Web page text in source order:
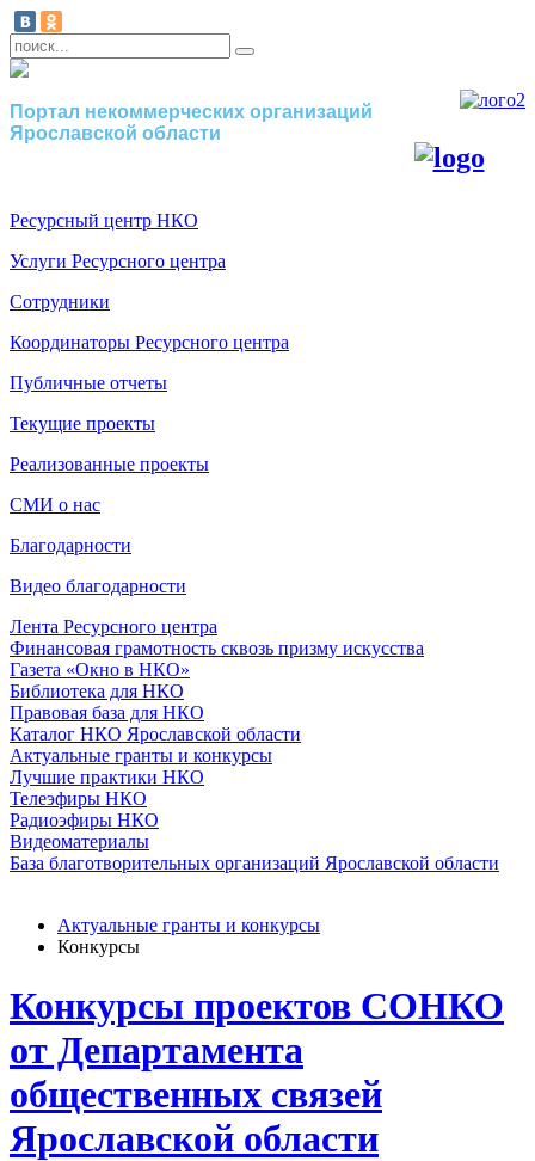
Портал некоммерческих организаций
Ярославской области
Ресурсный центр НКО
Услуги Ресурсного центра
Сотрудники
Координаторы Ресурсного центра
Публичные отчеты
Текущие проекты
Реализованные проекты
СМИ о нас
Благодарности
Видео благодарности
Лента Ресурсного центра
Финансовая грамотность сквозь призму искусства
Газета «Окно в НКО»
Библиотека для НКО
Правовая база для НКО
Каталог НКО Ярославской области
Актуальные гранты и конкурсы
Лучшие практики НКО
Телеэфиры НКО
Радиоэфиры НКО
Видеоматериалы
База благотворительных организаций Ярославской области
Актуальные гранты и конкурсы
Конкурсы
Конкурсы проектов СОНКО
от Департамента
общественных связей
Ярославской области